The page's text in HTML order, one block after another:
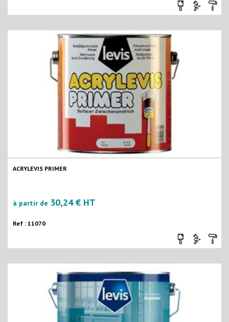
ACRYLEVIS PRIMER
à partir de 30,24 € HT
Ref : 11070